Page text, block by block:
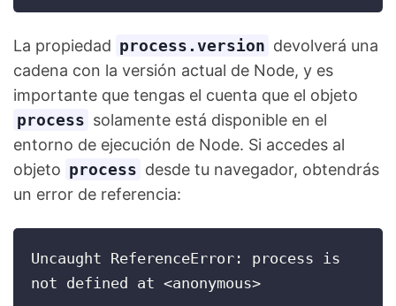
La propiedad process.version devolverá una
cadena con la versión actual de Node, y es
importante que tengas el cuenta que el objeto
process solamente está disponible en el
entorno de ejecución de Node. Si accedes al
objeto process desde tu navegador, obtendrás
un error de referencia:
Uncaught ReferenceError: process is
not defined at <anonymous>